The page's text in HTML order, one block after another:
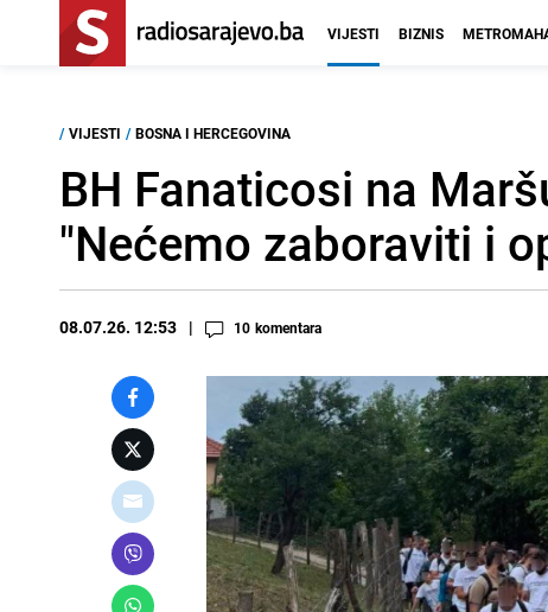
VIJESTI BIZNIS
/ VIJESTI / BOSNA I HERCEGOVINA
BH Fanaticosi na
"Nećemo zaboraviti i
08.07.26. 12:53 10 komentara